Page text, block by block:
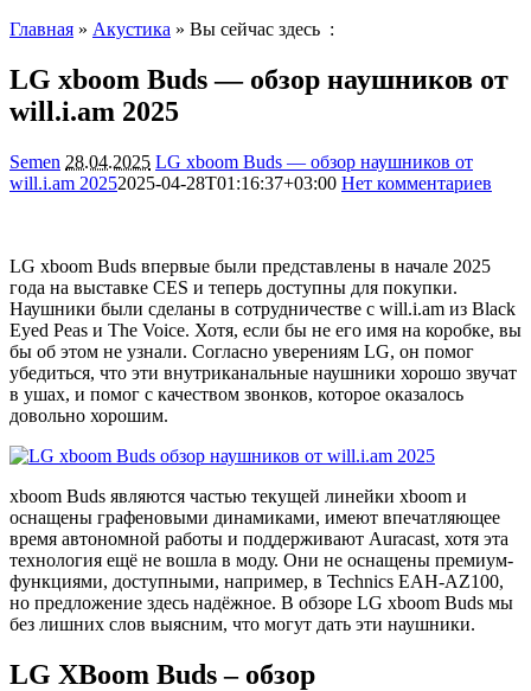
Главная » Акустика » Вы сейчас здесь :
LG xboom Buds — обзор наушников от
will.i.am 2025
Semen 28.04.2025 LG xboom Buds — обзор наушников от
will.i.am 20252025-04-28T01:16:37+03:00 Нет комментариев
LG xboom Buds впервые были представлены в начале 2025
года на выставке CES и теперь доступны для покупки.
Наушники были сделаны в сотрудничестве с will.i.am из Black
Eyed Peas и The Voice. Хотя, если бы не его имя на коробке, вы
бы об этом не узнали. Согласно уверениям LG, он помог
убедиться, что эти внутриканальные наушники хорошо звучат
в ушах, и помог с качеством звонков, которое оказалось
довольно хорошим.
xboom Buds являются частью текущей линейки xboom и
оснащены графеновыми динамиками, имеют впечатляющее
время автономной работы и поддерживают Auracast, хотя эта
технология ещё не вошла в моду. Они не оснащены премиум-
функциями, доступными, например, в Technics EAH-AZ100,
но предложение здесь надёжное. В обзоре LG xboom Buds мы
без лишних слов выясним, что могут дать эти наушники.
LG XBoom Buds – обзор